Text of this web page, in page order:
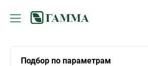
Подбор по параметрам